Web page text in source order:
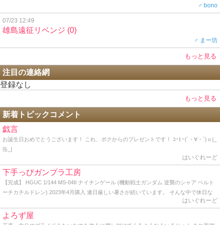
♂ bono
07/23 12:49
雄島遠征リベンジ (0)
♂ まー坊
もっと見る
注目の連絡網
登録なし
もっと見る
新着トピックコメント
戯言
お誕生日おめでとうございます！ これ、ボクからのプレゼントです！ ｺｰﾋｰ(´・∀・`)ｏ|_
缶_|
はいぐれーど
下手っぴガンプラ工房
【完成】 HGUC 1/144 MS-04II ナイチンゲール (機動戦士ガンダム 逆襲のシャア ベルト
ーチカチルドレン) 2023年4月購入 連日厳しい暑さが続いています。 そんな中で休日な
のに早起きして人気のない公園の端っこで青空塗装をしている自分は一体何者なのだろ
う？と軽くゲシュタルト崩壊を起こしながらトップコートを吹いてきました。 かくして
HG ナイチンゲールの完成です。 作り始めた時からデカいデカいと言い続けていた同キ
はいぐれーど
よろず屋